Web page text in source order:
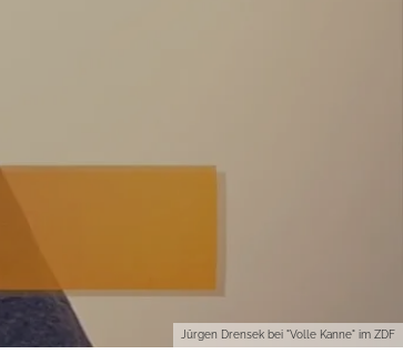
Jürgen Drensek bei "Volle Kanne" im ZDF